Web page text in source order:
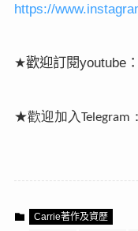
https://
★歡迎訂閱youtube：
★歡迎加入Telegram ：
Carrie著作及資歷